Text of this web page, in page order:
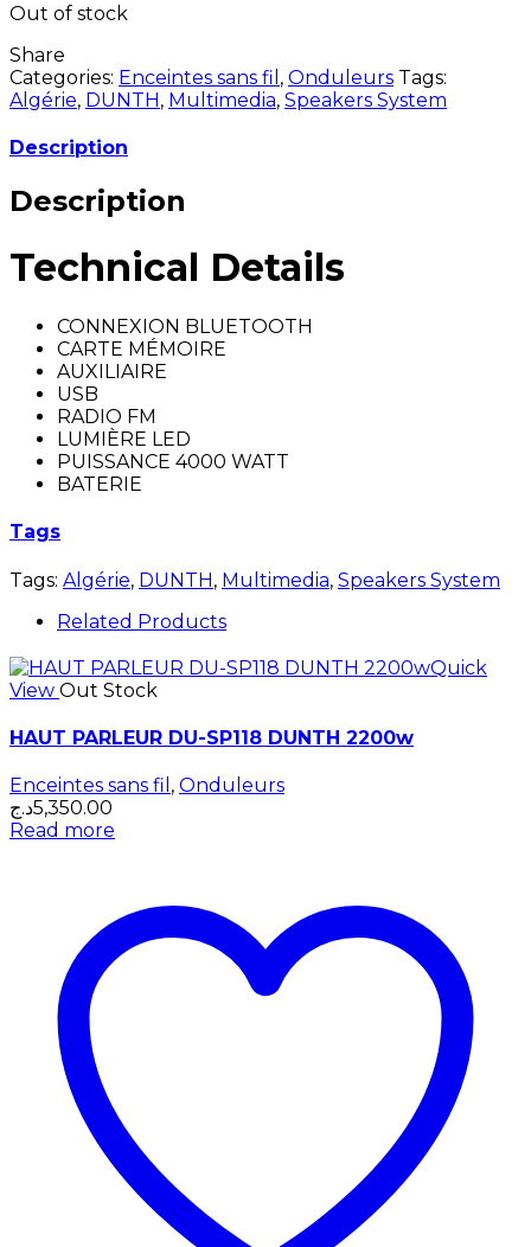
Out of stock
Share
Categories: Enceintes sans fil , Onduleurs Tags:
Algérie, DUNTH, Multimedia, Speakers System
Description
Description
Technical Details
CONNEXION BLUETOOTH
CARTE MÉMOIRE
AUXILIAIRE
USB
RADIO FM
LUMIÈRE LED
PUISSANCE 4000 WATT
BATERIE
Tags
Tags: Algérie, DUNTH, Multimedia, Speakers System
Related Products
Quick
View Out Stock
HAUT PARLEUR DU-SP118 DUNTH 2200w
Enceintes sans fil , Onduleurs
5,350.00د.ج
Read more